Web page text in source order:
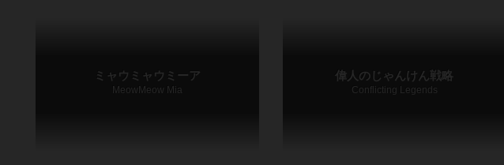
ミャウミャウミーア
MeowMeow Mia
偉人のじゃんけん戦略
Conflicting Legends